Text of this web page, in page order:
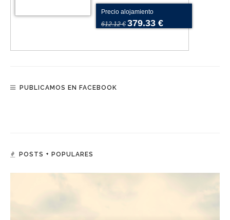
Precio alojamiento
612.12 € 379.33 €
PUBLICAMOS EN FACEBOOK
POSTS + POPULARES